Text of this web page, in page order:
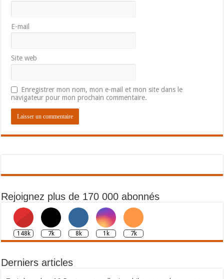
E-mail
Site web
Enregistrer mon nom, mon e-mail et mon site dans le
navigateur pour mon prochain commentaire.
Rejoignez plus de 170 000 abonnés
148k 7k 8k 1k 7k
Derniers articles